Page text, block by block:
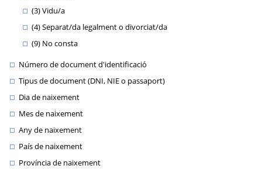
(3) Vidu/a
(4) Separat/da legalment o divorciat/da
(9) No consta
Número de document d'identificació
Tipus de document (DNI, NIE o passaport)
Dia de naixement
Mes de naixement
Any de naixement
País de naixement
Província de naixement